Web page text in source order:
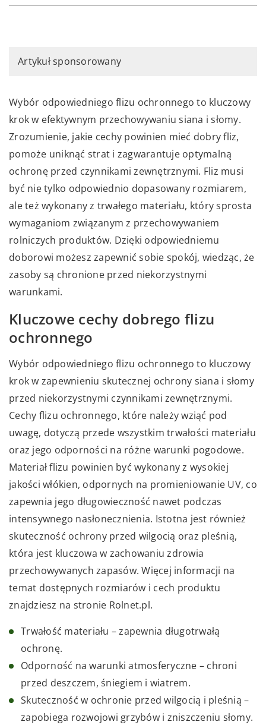
Artykuł sponsorowany
Wybór odpowiedniego flizu ochronnego to kluczowy
krok w efektywnym przechowywaniu siana i słomy.
Zrozumienie, jakie cechy powinien mieć dobry fliz,
pomoże uniknąć strat i zagwarantuje optymalną
ochronę przed czynnikami zewnętrznymi. Fliz musi
być nie tylko odpowiednio dopasowany rozmiarem,
ale też wykonany z trwałego materiału, który sprosta
wymaganiom związanym z przechowywaniem
rolniczych produktów. Dzięki odpowiedniemu
doborowi możesz zapewnić sobie spokój, wiedząc, że
zasoby są chronione przed niekorzystnymi
warunkami.
Kluczowe cechy dobrego flizu
ochronnego
Wybór odpowiedniego flizu ochronnego to kluczowy
krok w zapewnieniu skutecznej ochrony siana i słomy
przed niekorzystnymi czynnikami zewnętrznymi.
Cechy flizu ochronnego, które należy wziąć pod
uwagę, dotyczą przede wszystkim trwałości materiału
oraz jego odporności na różne warunki pogodowe.
Materiał flizu powinien być wykonany z wysokiej
jakości włókien, odpornych na promieniowanie UV, co
zapewnia jego długowieczność nawet podczas
intensywnego nasłonecznienia. Istotna jest również
skuteczność ochrony przed wilgocią oraz pleśnią,
która jest kluczowa w zachowaniu zdrowia
przechowywanych zapasów. Więcej informacji na
temat dostępnych rozmiarów i cech produktu
znajdziesz na stronie Rolnet.pl.
Trwałość materiału – zapewnia długotrwałą
ochronę.
Odporność na warunki atmosferyczne – chroni
przed deszczem, śniegiem i wiatrem.
Skuteczność w ochronie przed wilgocią i pleśnią –
zapobiega rozwojowi grzybów i zniszczeniu słomy.